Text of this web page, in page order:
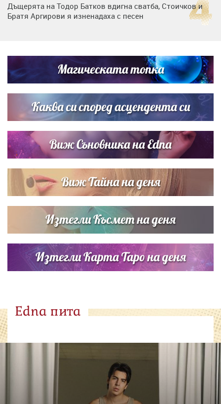
Дъщерята на Тодор Батков вдигна сватба, Стоичков и
Братя Аргирови я изненадаха с песен
Списъкът е ясен: Джей Ло и Риана във ВИП гостите на
сватбата на Роналдо
Магическата топка
Каква си според асцендента си
Виж Съновника на Edna
Виж Тайна на деня
Изтегли Късмет на деня
Изтегли Карта Таро на деня
Edna пита